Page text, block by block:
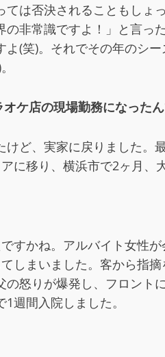
は否決されることもし
非常識ですよ！」と言
(笑)。それでその年のシ
ケ店の現場勤務になった
ど、実家に戻りました
に移り、横浜市で2ヶ月、
すかね。アルバイト女性
しまいました。客から指
怒りが爆発し、フロン
週間入院しました。